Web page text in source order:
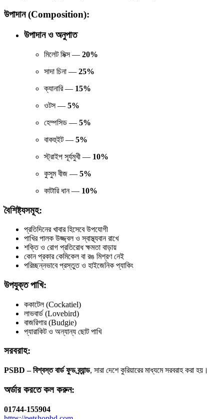
উপাদান (Composition):
উপাদান ও অনুপাত
মিলেট মিক্স — 20%
সাদা চিনা — 25%
ক্যানারি — 15%
ওটস — 5%
হেম্পসিড — 5%
বাকহুইট — 5%
স্ট্রাইপ সূর্যমুখী — 10%
কুসুম বীজ — 5%
কাটারি ধান — 10%
বৈশিষ্ট্যসমূহ:
প্রতিদিনের খাবার হিসেবে উপযোগী
পাখির পালক উজ্জ্বল ও স্বাস্থ্যবান রাখে
শক্তি ও রোগ প্রতিরোধ ক্ষমতা বাড়ায়
কোন প্রকার কেমিকেল বা রঙ মিশ্রণ নেই
পরিচ্ছন্নভাবে প্রস্তুত ও হাইজেনিক প্যাকিং
উপযুক্ত পাখি:
ককাটেল (Cockatiel)
লাভবার্ড (Lovebird)
বাজরিগার (Budgie)
প্যারাকিট ও অন্যান্য ছোট পাখি
সরবরাহ:
PSBD – বিশ্বস্ত বার্ড ফুড ব্র্যান্ড, সারা দেশে কুরিয়ারের মাধ্যমে সরবরাহ করা হয়।
অর্ডার করতে কল করুন:
01744-155904